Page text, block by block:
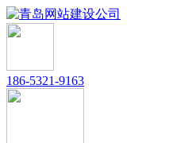
186-5321-9163